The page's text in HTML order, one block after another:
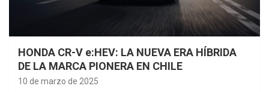
HONDA CR-V e:HEV: LA NUEVA ERA HÍBRIDA
DE LA MARCA PIONERA EN CHILE
10 de marzo de 2025